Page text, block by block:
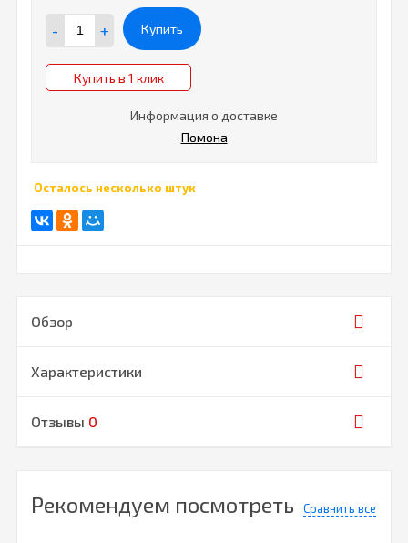
- + Купить
Купить в 1 клик
Информация о доставке
Помона
Осталось несколько штук
Обзор
Характеристики
Отзывы 0
Рекомендуем посмотреть Сравнить все